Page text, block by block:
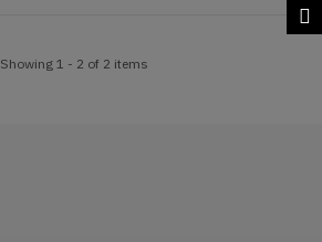
Showing 1 - 2 of 2 items